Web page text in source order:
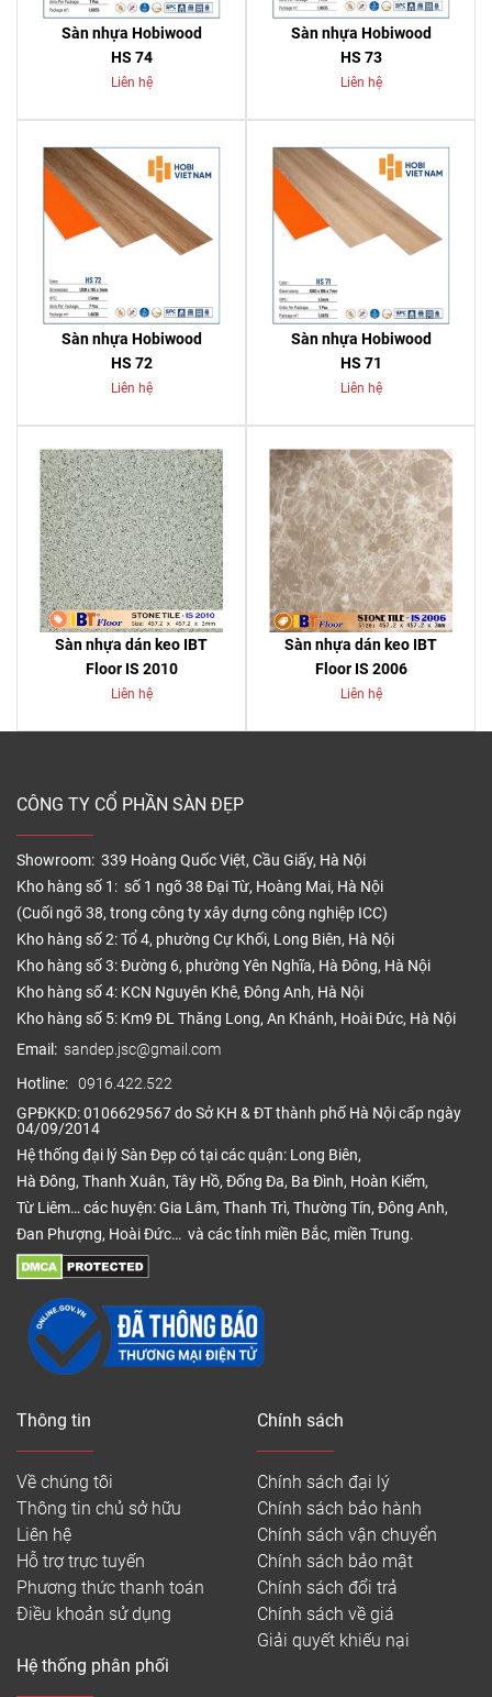
Sàn nhựa Hobiwood
HS 74
Liên hệ
Sàn nhựa Hobiwood
HS 73
Liên hệ
Sàn nhựa Hobiwood
HS 72
Liên hệ
Sàn nhựa Hobiwood
HS 71
Liên hệ
Sàn nhựa dán keo IBT
Floor IS 2010
Liên hệ
Sàn nhựa dán keo IBT
Floor IS 2006
Liên hệ
CÔNG TY CỔ PHẦN SÀN ĐẸP
Showroom: 339 Hoàng Quốc Việt, Cầu Giấy, Hà Nội
Kho hàng số 1: số 1 ngõ 38 Đại Từ, Hoàng Mai, Hà Nội
(Cuối ngõ 38, trong công ty xây dựng công nghiệp ICC)
Kho hàng số 2: Tổ 4, phường Cự Khối, Long Biên, Hà Nội
Kho hàng số 3: Đường 6, phường Yên Nghĩa, Hà Đông, Hà Nội
Kho hàng số 4: KCN Nguyên Khê, Đông Anh, Hà Nội
Kho hàng số 5: Km9 ĐL Thăng Long, An Khánh, Hoài Đức, Hà Nội
Email: sandep.jsc@gmail.com
Hotline: 0916.422.522
GPĐKKD: 0106629567 do Sở KH & ĐT thành phố Hà Nội cấp ngày
04/09/2014
Hệ thống đại lý Sàn Đẹp có tại các quận: Long Biên,
Hà Đông, Thanh Xuân, Tây Hồ, Đống Đa, Ba Đình, Hoàn Kiếm,
Từ Liêm… các huyện: Gia Lâm, Thanh Trì, Thường Tín, Đông Anh,
Đan Phượng, Hoài Đức… và các tỉnh miền Bắc, miền Trung.
Thông tin
Về chúng tôi
Thông tin chủ sở hữu
Liên hệ
Hỗ trợ trực tuyến
Phương thức thanh toán
Điều khoản sử dụng
Chính sách
Chính sách đại lý
Chính sách bảo hành
Chính sách vận chuyển
Chính sách bảo mật
Chính sách đổi trả
Chính sách về giá
Giải quyết khiếu nại
Hệ thống phân phối